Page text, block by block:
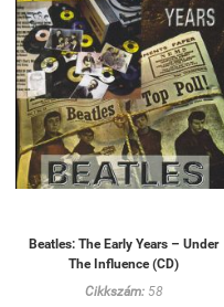
Beatles: The Early Years – Under
The Influence (CD)
Cikkszám:58